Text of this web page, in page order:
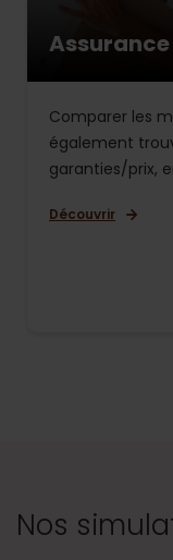
Comparer les
également
garanties/prix,
Découvrir
Nos